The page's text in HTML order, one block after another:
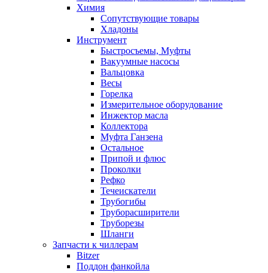
Химия
Сопутствующие товары
Хладоны
Инструмент
Быстросъемы, Муфты
Вакуумные насосы
Вальцовка
Весы
Горелка
Измерительное оборудование
Инжектор масла
Коллектора
Муфта Ганзена
Остальное
Припой и флюс
Проколки
Рефко
Течеискатели
Трубогибы
Труборасширители
Труборезы
Шланги
Запчасти к чиллерам
Bitzer
Поддон фанкойла